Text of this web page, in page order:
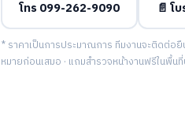
โทร 099-262-9090 📄 โ
* ราคาเป็นการประมาณการ ทีมงานจะติดต่อ
หมายก่อนเสมอ · แถมสำรวจหน้างานฟรีในพื้น